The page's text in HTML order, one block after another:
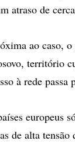
atraso de
ao caso,
território
à rede passa
europeus
de alta